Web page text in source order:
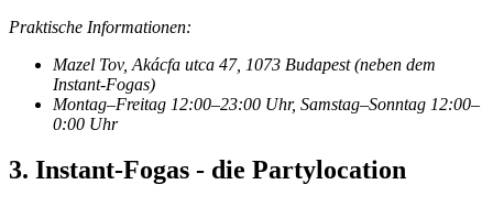
Praktische Informationen:
Mazel Tov, Akácfa utca 47, 1073 Budapest (neben dem
Instant-Fogas)
Montag–Freitag 12:00–23:00 Uhr, Samstag–Sonntag 12:00–
0:00 Uhr
3. Instant-Fogas - die Partylocation